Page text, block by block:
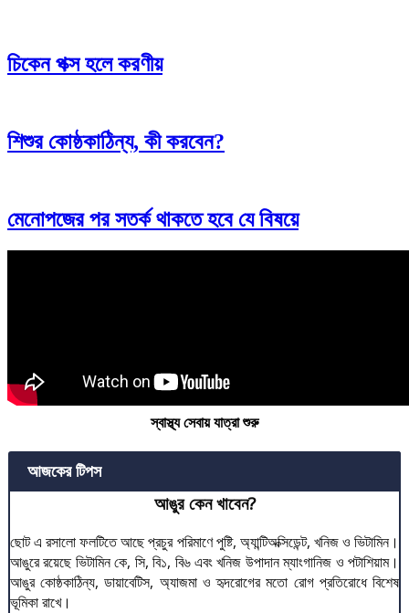
চিকেন পক্স হলে করণীয়
শিশুর কোষ্ঠকাঠিন্য, কী করবেন?
মেনোপজের পর সতর্ক থাকতে হবে যে বিষয়ে
স্বাস্থ্য সেবায় যাত্রা শুরু
আজকের টিপস
আঙুর কেন খাবেন?
ছোট এ রসালো ফলটিতে আছে প্রচুর পরিমাণে পুষ্টি, অ্যান্টিঅক্সিডেন্ট, খনিজ ও ভিটামিন।
আঙুরে রয়েছে ভিটামিন কে, সি, বি১, বি৬ এবং খনিজ উপাদান ম্যাংগানিজ ও পটাশিয়াম।
আঙুর কোষ্ঠকাঠিন্য, ডায়াবেটিস, অ্যাজমা ও হৃদরোগের মতো রোগ প্রতিরোধে বিশেষ
ভূমিকা রাখে।